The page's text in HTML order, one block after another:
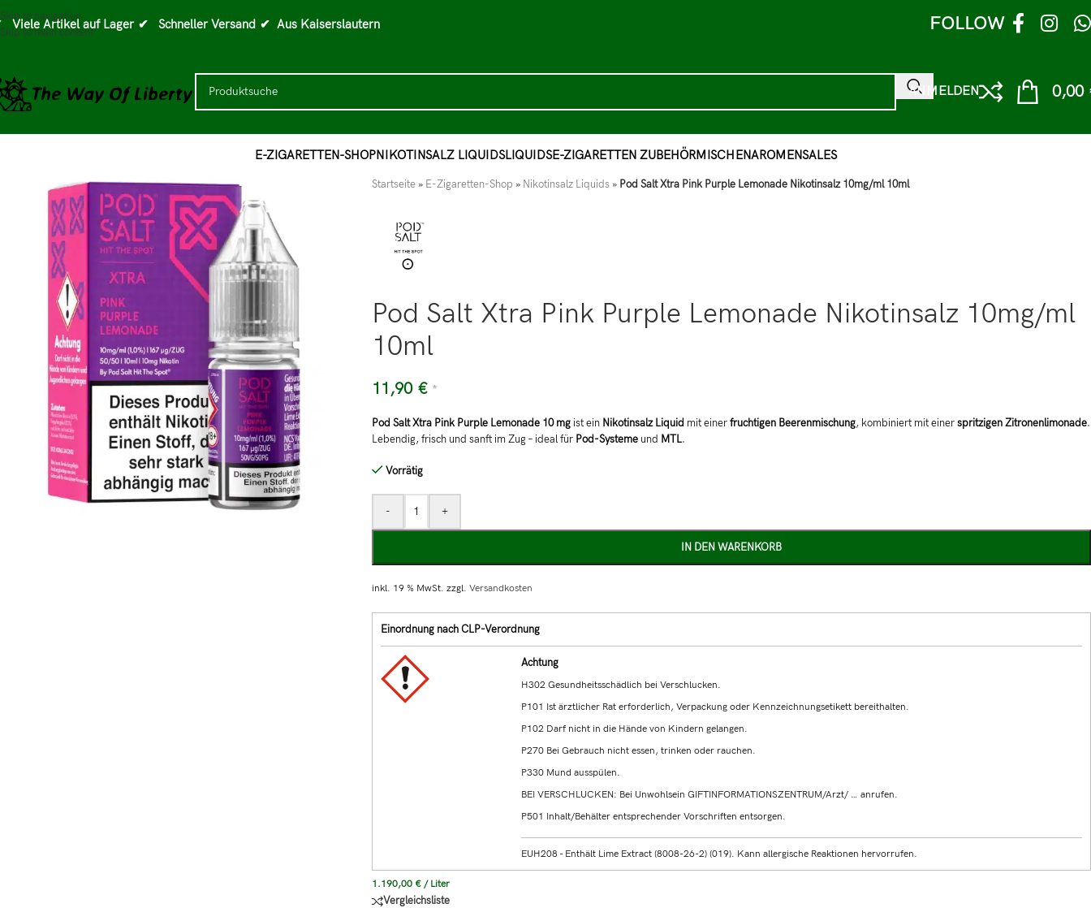
Skip to navigation
Skip to main content
Viele Artikel auf Lager ✔ Schneller Versand ✔ Aus Kaiserslautern FOLLOW
ANMELDEN 0,00
E-ZIGARETTEN-SHOPNIKOTINSALZ LIQUIDSLIQUIDSE-ZIGARETTEN ZUBEHÖRMISCHENAROMENSALES
Startseite » E-Zigaretten-Shop » Nikotinsalz Liquids » Pod Salt Xtra Pink Purple Lemonade Nikotinsalz 10mg/ml 10ml
Pod Salt Xtra Pink Purple Lemonade Nikotinsalz 10mg/ml
10ml
11,90 € *
Pod Salt Xtra Pink Purple Lemonade 10 mg ist ein Nikotinsalz Liquid mit einerfruchtigen Beerenmischung, kombiniert mit einerspritzigen Zitronenlimonade.
Lebendig, frisch und sanft im Zug – ideal für Pod-Systeme und MTL.
Vorrätig
- +
IN DEN WARENKORB
inkl. 19 % MwSt. zzgl. Versandkosten
Einordnung nach CLP-Verordnung
Achtung
H302 Gesundheitsschädlich bei Verschlucken.
P101 Ist ärztlicher Rat erforderlich, Verpackung oder Kennzeichnungsetikett bereithalten.
P102 Darf nicht in die Hände von Kindern gelangen.
P270 Bei Gebrauch nicht essen, trinken oder rauchen.
P330 Mund ausspülen.
BEI VERSCHLUCKEN: Bei Unwohlsein GIFTINFORMATIONSZENTRUM/Arzt/ … anrufen.
P501 Inhalt/Behälter entsprechender Vorschriften entsorgen.
EUH208 - Enthält Lime Extract (8008-26-2) (019). Kann allergische Reaktionen hervorrufen.
1.190,00 € / Liter
Vergleichsliste